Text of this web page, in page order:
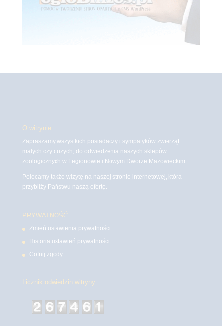
O witrynie
Zapraszamy wszystkich posiadaczy i sympatyków zwierząt
małych czy dużych, do odwiedzenia naszych sklepów
zoologicznych w Legionowie i Nowym Dworze Mazowieckim
Polecamy także wizytę na naszej stronie internetowej, która
przybliży Państwu naszą ofertę.
PRYWATNOŚĆ
Zmień ustawienia prywatności
Historia ustawień prywatności
Cofnij zgody
Licznik odwiedzin witryny